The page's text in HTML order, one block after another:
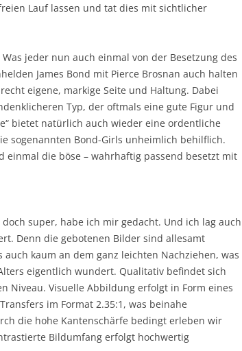
Lauf lassen und tat dies mit sichtlicher
jeder nun auch einmal von der Besetzung des
James Bond mit Pierce Brosnan auch halten
eigene, markige Seite und Haltung. Dabei
Typ, der oftmals eine gute Figur und
bietet natürlich auch wieder eine ordentliche
sogenannten Bond-Girls unheimlich behilflich.
einmal die böse – wahrhaftig passend besetzt mit
super, habe ich mir gedacht. Und ich lag auch
Denn die gebotenen Bilder sind allesamt
kaum an dem ganz leichten Nachziehen, was
eigentlich wundert. Qualitativ befindet sich
Niveau. Visuelle Abbildung erfolgt in Form eines
im Format 2.35:1, was beinahe
die hohe Kantenschärfe bedingt erleben wir
Bildumfang erfolgt hochwertig